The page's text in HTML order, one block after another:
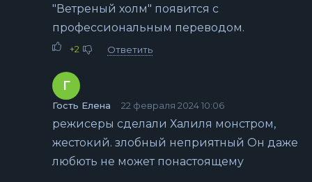
"Ветреный холм" появится с
профессиональным переводом.
+2 Ответить
Г
Гость Елена 22 февраля 2024 10:06
режисеры сделали Халиля монстром,
жестокий. злобный неприятный Он даже
любють не может понастоящему